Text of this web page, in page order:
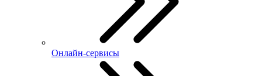
Онлайн-сервисы